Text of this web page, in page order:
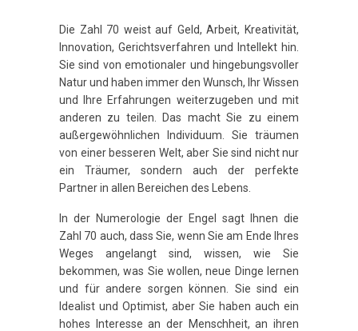
Die Zahl 70 weist auf Geld, Arbeit, Kreativität,
Innovation, Gerichtsverfahren und Intellekt hin.
Sie sind von emotionaler und hingebungsvoller
Natur und haben immer den Wunsch, Ihr Wissen
und Ihre Erfahrungen weiterzugeben und mit
anderen zu teilen. Das macht Sie zu einem
außergewöhnlichen Individuum. Sie träumen
von einer besseren Welt, aber Sie sind nicht nur
ein Träumer, sondern auch der perfekte
Partner in allen Bereichen des Lebens.
In der Numerologie der Engel sagt Ihnen die
Zahl 70 auch, dass Sie, wenn Sie am Ende Ihres
Weges angelangt sind, wissen, wie Sie
bekommen, was Sie wollen, neue Dinge lernen
und für andere sorgen können. Sie sind ein
Idealist und Optimist, aber Sie haben auch ein
hohes Interesse an der Menschheit, an ihren